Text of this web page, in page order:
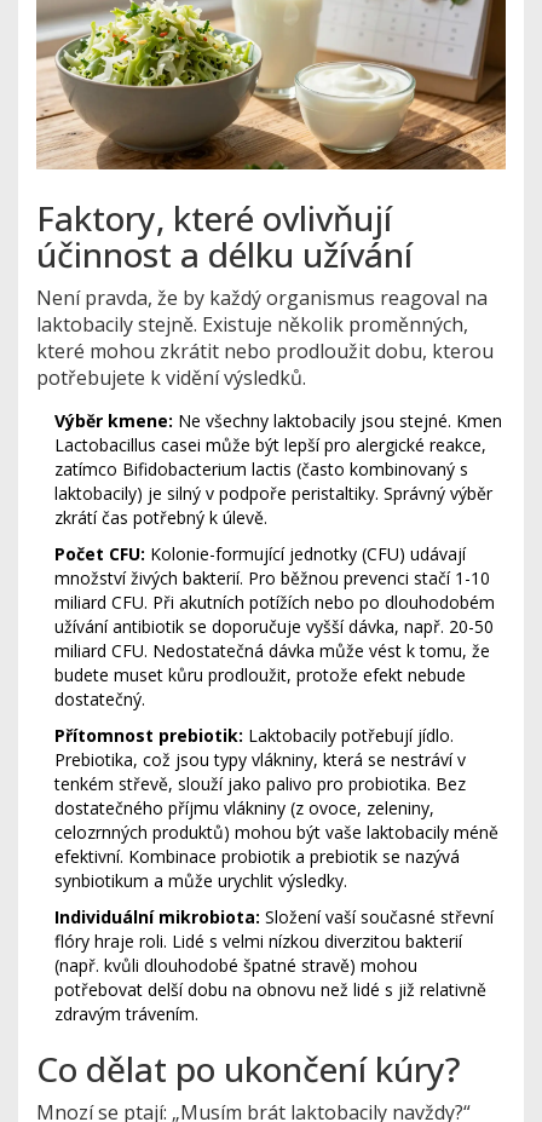
Faktory, které ovlivňují
účinnost a délku užívání
Není pravda, že by každý organismus reagoval na
laktobacily stejně. Existuje několik proměnných,
které mohou zkrátit nebo prodloužit dobu, kterou
potřebujete k vidění výsledků.
Výběr kmene: Ne všechny laktobacily jsou stejné. Kmen
Lactobacillus casei může být lepší pro alergické reakce,
zatímco Bifidobacterium lactis (často kombinovaný s
laktobacily) je silný v podpoře peristaltiky. Správný výběr
zkrátí čas potřebný k úlevě.
Počet CFU: Kolonie-formující jednotky (CFU) udávají
množství živých bakterií. Pro běžnou prevenci stačí 1-10
miliard CFU. Při akutních potížích nebo po dlouhodobém
užívání antibiotik se doporučuje vyšší dávka, např. 20-50
miliard CFU. Nedostatečná dávka může vést k tomu, že
budete muset kůru prodloužit, protože efekt nebude
dostatečný.
Přítomnost prebiotik: Laktobacily potřebují jídlo.
Prebiotika, což jsou typy vlákniny, která se nestráví v
tenkém střevě, slouží jako palivo pro probiotika. Bez
dostatečného příjmu vlákniny (z ovoce, zeleniny,
celozrnných produktů) mohou být vaše laktobacily méně
efektivní. Kombinace probiotik a prebiotik se nazývá
synbiotikum a může urychlit výsledky.
Individuální mikrobiota: Složení vaší současné střevní
flóry hraje roli. Lidé s velmi nízkou diverzitou bakterií
(např. kvůli dlouhodobé špatné stravě) mohou
potřebovat delší dobu na obnovu než lidé s již relativně
zdravým trávením.
Co dělat po ukončení kúry?
Mnozí se ptají: „Musím brát laktobacily navždy?“